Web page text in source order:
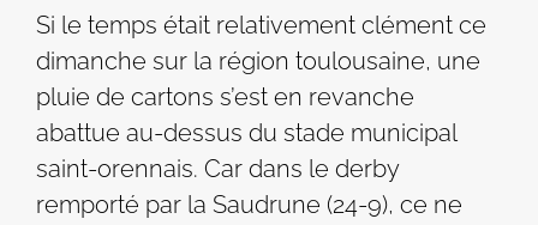
Si le temps était relativement clément ce
dimanche sur la région toulousaine, une
pluie de cartons s’est en revanche
abattue au-dessus du stade municipal
saint-orennais. Car dans le derby
remporté par la Saudrune (24-9), ce ne